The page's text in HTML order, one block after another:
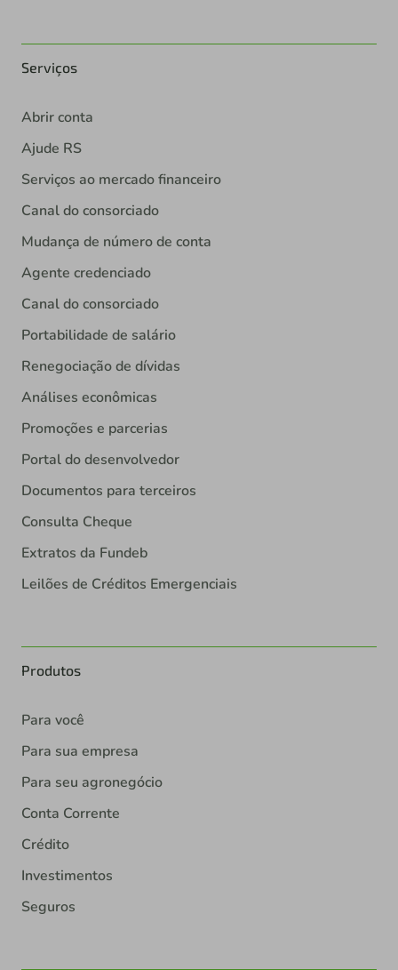
Serviços
Abrir conta
Ajude RS
Serviços ao mercado financeiro
Canal do consorciado
Mudança de número de conta
Agente credenciado
Canal do consorciado
Portabilidade de salário
Renegociação de dívidas
Análises econômicas
Promoções e parcerias
Portal do desenvolvedor
Documentos para terceiros
Consulta Cheque
Extratos da Fundeb
Leilões de Créditos Emergenciais
Produtos
Para você
Para sua empresa
Para seu agronegócio
Conta Corrente
Crédito
Investimentos
Seguros